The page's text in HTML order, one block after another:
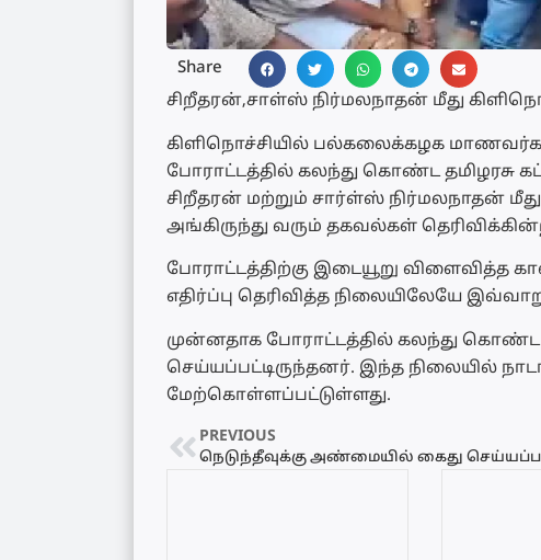
Share
சிறீதரன்,சாள்ஸ் நிர்மலநாதன் மீது
கிளிநொச்சியில் பல்கலைக்கழக
போராட்டத்தில் கலந்து கொண்ட தமிழரசு
சிறீதரன் மற்றும் சார்ள்ஸ் நிர்மலநாதன்
அங்கிருந்து வரும் தகவல்கள்
போராட்டத்திற்கு இடையூறு விளைவித்த
எதிர்ப்பு தெரிவித்த நிலையிலேயே
முன்னதாக போராட்டத்தில் கலந்து
செய்யப்பட்டிருந்தனர். இந்த நிலையில்
மேற்கொள்ளப்பட்டுள்ளது.
PREVIOUS